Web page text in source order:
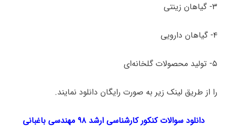
۳- گیاهان زینتی
۴- گیاهان دارویی
۵- تولید محصولات گلخانه‌ای
را از طریق لینک‌ زیر به صورت رایگان دانلود نمایند.
دانلود سوالات کنکور کارشناسی ارشد ۹۸ مهندسی باغبانی